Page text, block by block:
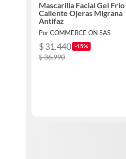
Mascarilla Facial Gel Frio
Caliente Ojeras Migrana
Antifaz
Por COMMERCE ON SAS
$ 31.440 -15%
$ 36.990